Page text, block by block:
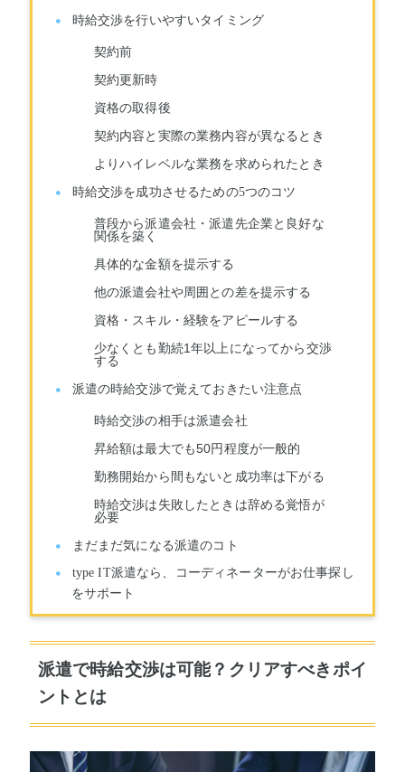
時給交渉を行いやすいタイミング
契約前
契約更新時
資格の取得後
契約内容と実際の業務内容が異なるとき
よりハイレベルな業務を求められたとき
時給交渉を成功させるための5つのコツ
普段から派遣会社・派遣先企業と良好な
関係を築く
具体的な金額を提示する
他の派遣会社や周囲との差を提示する
資格・スキル・経験をアピールする
少なくとも勤続1年以上になってから交渉
する
派遣の時給交渉で覚えておきたい注意点
時給交渉の相手は派遣会社
昇給額は最大でも50円程度が一般的
勤務開始から間もないと成功率は下がる
時給交渉は失敗したときは辞める覚悟が
必要
まだまだ気になる派遣のコト
type IT派遣なら、コーディネーターがお仕事探し
をサポート
派遣で時給交渉は可能？クリアすべきポイ
ントとは